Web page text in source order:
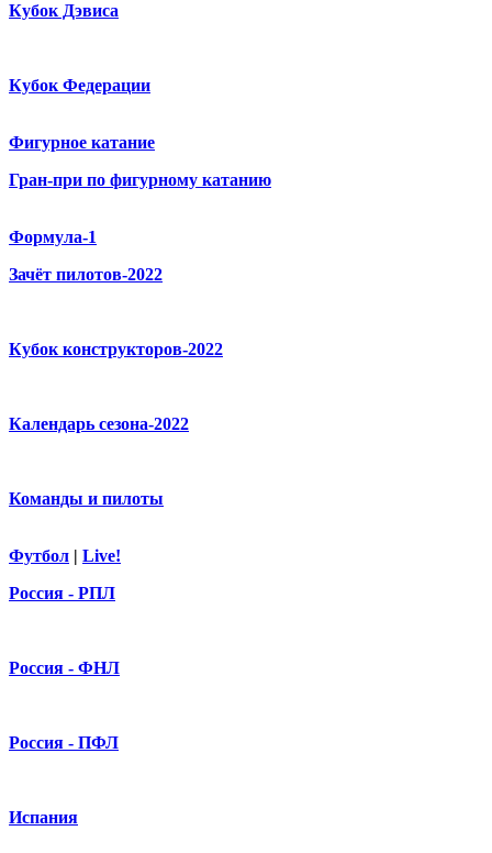
Кубок Дэвиса
Кубок Федерации
Фигурное катание
Гран-при по фигурному катанию
Формула-1
Зачёт пилотов-2022
Кубок конструкторов-2022
Календарь сезона-2022
Команды и пилоты
Футбол | Live!
Россия - РПЛ
Россия - ФНЛ
Россия - ПФЛ
Испания